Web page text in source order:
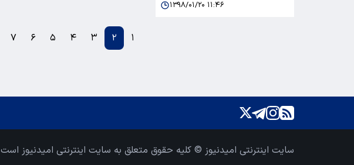
۱۳۹۸/۰۱/۲۰ ۱۱:۴۶
۱ ۲ ۳ ۴ ۵ ۶ ۷
سایت اینترنتی امیدنیوز © کلیه حقوق متعلق به سایت اینترنتی امیدنیوز است